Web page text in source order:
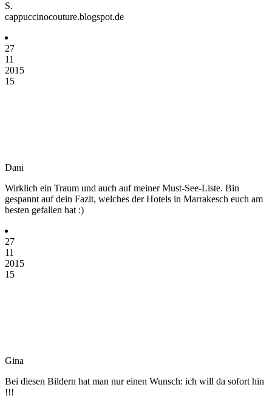
S.
cappuccinocouture.blogspot.de
27
11
2015
15
Dani
Wirklich ein Traum und auch auf meiner Must-See-Liste. Bin
gespannt auf dein Fazit, welches der Hotels in Marrakesch euch am
besten gefallen hat :)
27
11
2015
15
Gina
Bei diesen Bildern hat man nur einen Wunsch: ich will da sofort hin
!!!